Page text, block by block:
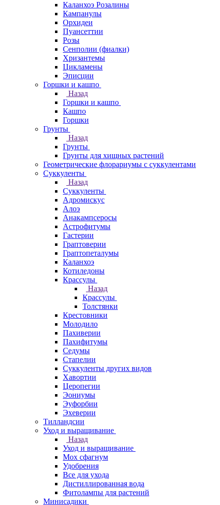
Каланхоэ Розалины
Кампанулы
Орхидеи
Пуансеттии
Розы
Сенполии (фиалки)
Хризантемы
Цикламены
Эписции
Горшки и кашпо
Назад
Горшки и кашпо
Кашпо
Горшки
Грунты
Назад
Грунты
Грунты для хищных растений
Геометрические флорариумы с суккулентами
Суккуленты
Назад
Суккуленты
Адромискус
Алоэ
Анакампсеросы
Астрофитумы
Гастерии
Граптоверии
Граптопеталумы
Каланхоэ
Котиледоны
Крассулы
Назад
Крассулы
Толстянки
Крестовники
Молодило
Пахиверии
Пахифитумы
Седумы
Стапелии
Суккуленты других видов
Хавортии
Церопегии
Эониумы
Эуфорбии
Эхеверии
Тилландсии
Уход и выращивание
Назад
Уход и выращивание
Мох сфагнум
Удобрения
Все для ухода
Дистиллированная вода
Фитолампы для растений
Минисадики